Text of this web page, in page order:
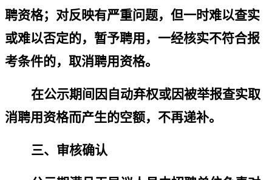
聘资格；对反映有严重问题，但一时难以查实
或难以否定的，暂予聘用，一经核实不符合报
考条件的，取消聘用资格。
在公示期间因自动弃权或因被举报查实取
消聘用资格而产生的空额，不再递补。
三、审核确认